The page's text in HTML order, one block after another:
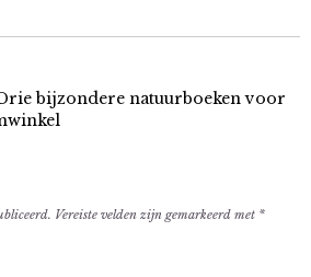
bijzondere natuurboeken voor
Vereiste velden zijn gemarkeerd met *